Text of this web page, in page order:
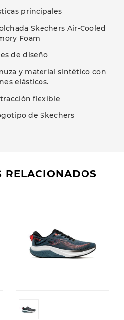
principales
Skechers Air-Cooled
Foam
de diseño
y material sintético con
elásticos.
flexible
de Skechers
RELACIONADOS